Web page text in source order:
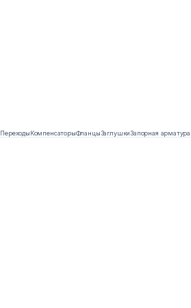
ПереходыКомпенсаторыФланцыЗаглушкиЗапорная арматура